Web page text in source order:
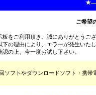
ご希望
板をご利用頂き、誠にありがとうご
下の理由により、エラーが発生いた
認の上、今一度お試し下さい。
ソフトやダウンロードソフト・携